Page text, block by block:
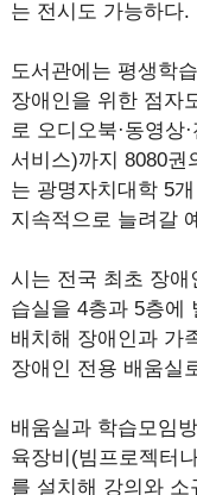
는 전시도 가능하다.
도서관에는 평생학
장애인을 위한 점자
로 오디오북·동영상
서비스)까지 8080권
는 광명자치대학 5
지속적으로 늘려갈
시는 전국 최초 장
습실을 4층과 5층에
배치해 장애인과 가
장애인 전용 배움실
배움실과 학습모임
육장비(빔프로젝터
를 설치해 강의와